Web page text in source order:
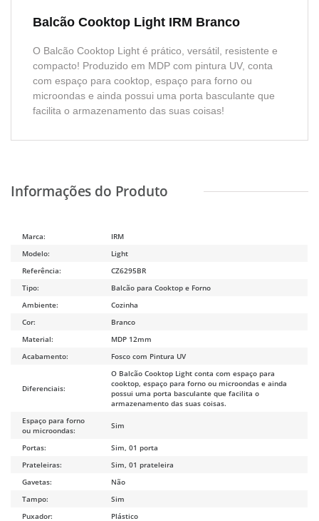
Balcão Cooktop Light IRM Branco
O Balcão Cooktop Light é prático, versátil, resistente e
compacto! Produzido em MDP com pintura UV, conta
com espaço para cooktop, espaço para forno ou
microondas e ainda possui uma porta basculante que
facilita o armazenamento das suas coisas!
Marca:
IRM
Modelo:
Light
Referência:
CZ6295BR
Tipo:
Balcão para Cooktop e Forno
Ambiente:
Cozinha
Cor:
Branco
Material:
MDP 12mm
Acabamento:
Fosco com Pintura UV
Diferenciais:
O Balcão Cooktop Light conta com espaço para
cooktop, espaço para forno ou microondas e ainda
possui uma porta basculante que facilita o
armazenamento das suas coisas.
Espaço para forno
ou microondas:
Sim
Portas:
Sim, 01 porta
Prateleiras:
Sim, 01 prateleira
Gavetas:
Não
Tampo:
Sim
Puxador:
Plástico